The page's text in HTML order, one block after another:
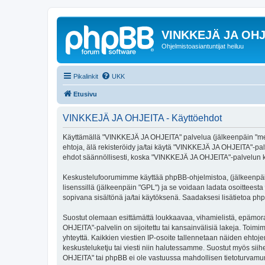
VINKKEJÄ JA
Ohjelmistoasiantuntijat heiluu
Pikalinkit UKK
Etusivu
VINKKEJÄ JA OHJEITA - Käyttöehdot
Käyttämällä "VINKKEJÄ JA OHJEITA" palvelua (jälkeenpäin
ehtoja, älä rekisteröidy ja/tai käytä "VINKKEJÄ JA OHJEITA"-
ehdot säännöllisesti, koska "VINKKEJÄ JA OHJEITA"-
Keskustelufoorumimme käyttää phpBB-ohjelmistoa,
lisenssillä (jälkeenpäin "GPL") ja se voidaan ladata osoitteesta
sopivana sisältönä ja/tai käytöksenä. Saadaksesi lisätietoa
Suostut olemaan esittämättä loukkaavaa, vihamielistä,
OHJEITA"-palvelin on sijoitettu tai kansainvälisiä lakeja.
yhteyttä. Kaikkien viestien IP-osoite tallennetaan näiden
keskusteluketju tai viesti niin halutessamme. Suostut myös
OHJEITA" tai phpBB ei ole vastuussa mahdollisen